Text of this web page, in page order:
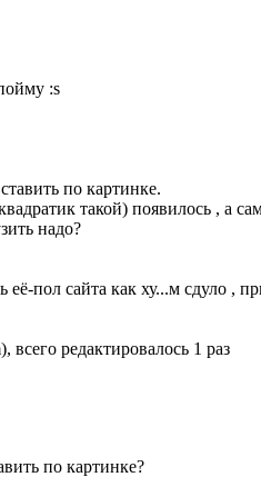
:s
по картинке.
такой) появилось , а
надо?
пол сайта как ху...м сдуло ,
всего редактировалось 1 раз
по картинке?